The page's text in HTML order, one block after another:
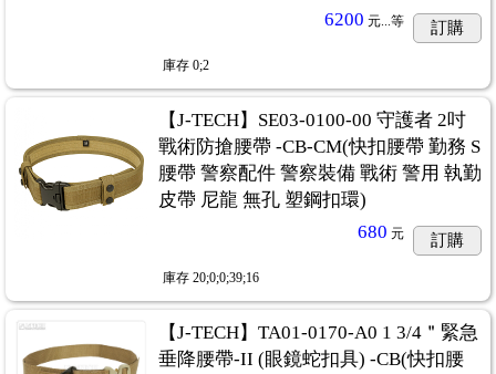
6200 元...等 訂購
庫存 0;2
【J-TECH】SE03-0100-00 守護者 2吋
戰術防搶腰帶 -CB-CM(快扣腰帶 勤務 S
腰帶 警察配件 警察裝備 戰術 警用 執勤
皮帶 尼龍 無孔 塑鋼扣環)
680 元 訂購
庫存 20;0;0;39;16
【J-TECH】TA01-0170-A0 1 3/4＂緊急
垂降腰帶-II (眼鏡蛇扣具) -CB(快扣腰